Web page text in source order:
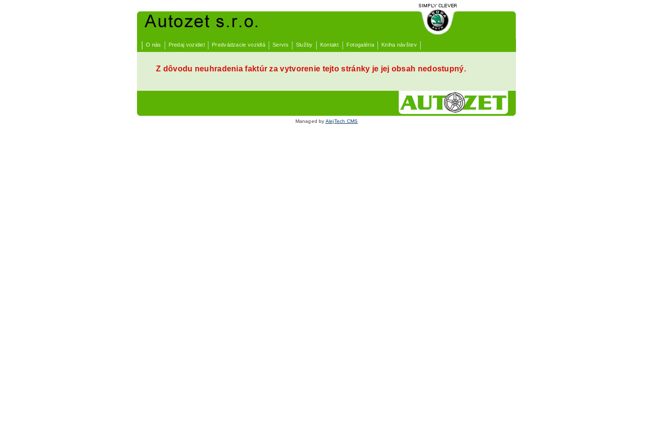
O nás Predaj vozidiel Predvádzacie vozidlá Servis Služby Kontakt Fotogaléria Kniha návštev
Z dôvodu neuhradenia faktúr za vytvorenie tejto stránky je jej obsah nedostupný.
Managed by AlejTech CMS